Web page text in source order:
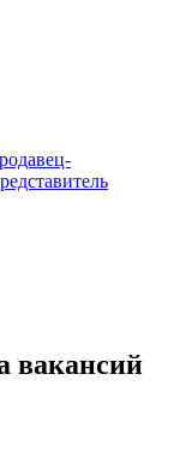
вакансий